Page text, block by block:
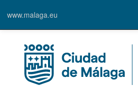
www.malaga.eu